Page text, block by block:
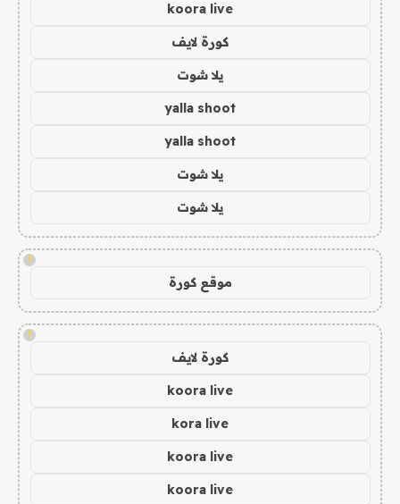
koora live
كورة لايف
يلا شوت
yalla shoot
yalla shoot
يلا شوت
يلا شوت
!
موقع كورة
!
كورة لايف
koora live
kora live
koora live
koora live